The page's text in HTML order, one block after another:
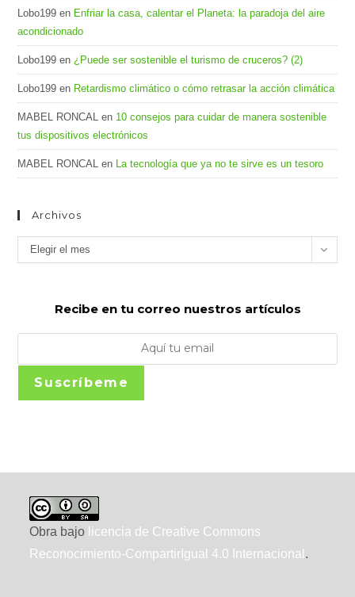
Lobo199 en Enfriar la casa, calentar el Planeta: la paradoja del aire
acondicionado
Lobo199 en ¿Puede ser sostenible el turismo de cruceros? (2)
Lobo199 en Retardismo climático o cómo retrasar la acción climática
MABEL RONCAL en 10 consejos para cuidar de manera sostenible
tus dispositivos electrónicos
MABEL RONCAL en La tecnología que ya no te sirve es un tesoro
Archivos
Archivos
Elegir el mes
Recibe en tu correo nuestros artículos
Suscríbeme
Obra bajo licencia de Creative Commons
Reconocimiento-CompartirIgual 4.0 Internacional .